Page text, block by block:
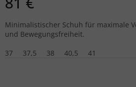
Minimalistischer Schuh für maximale
und Bewegungsfreiheit.
37
37,5 38 40,5 41